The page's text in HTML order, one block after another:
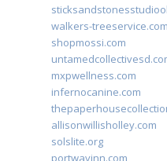
walkers-treeservice.com
shopmossi.com
mxpwellness.com
infernocanine.com
allisonwillisholley.com
solslite.org
portwayinn.com